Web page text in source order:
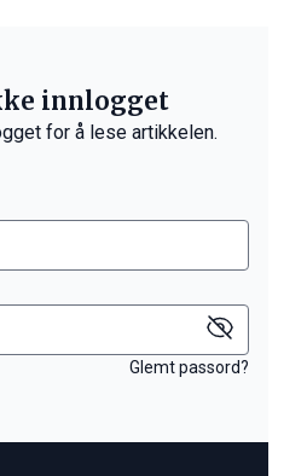
innlogget
for å lese artikkelen.
Glemt passord?